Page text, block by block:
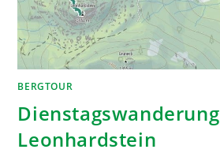
BERGTOUR
Dienstagswanderung
Leonhardstein